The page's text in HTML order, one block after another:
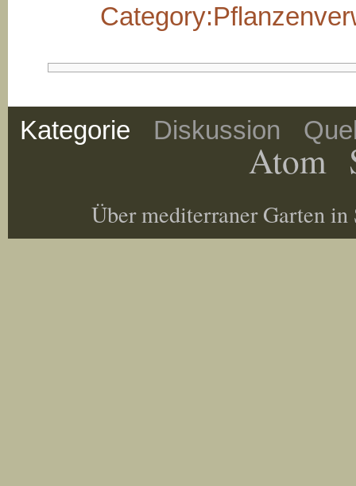
Kategorie Diskussion
Atom
Über mediterraner Garten in